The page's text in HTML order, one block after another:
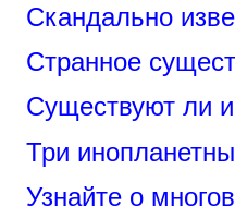
Скандально
Странное
Существуют ли
Три
Узнайте о